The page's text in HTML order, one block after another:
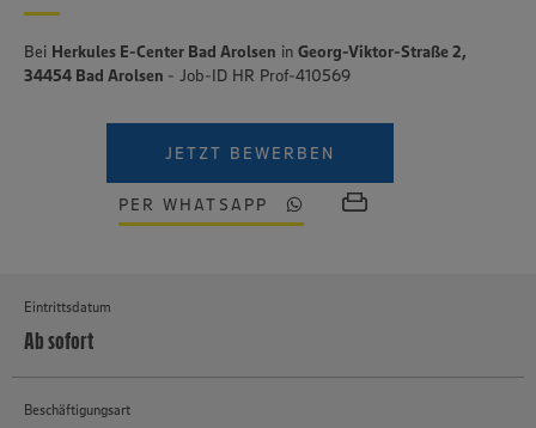
Bei Herkules E-Center Bad Arolsen in Georg-Viktor-Straße 2,
34454 Bad Arolsen - Job-ID HR Prof-410569
JETZT BEWERBEN
PER WHATSAPP
Eintrittsdatum
Ab sofort
Beschäftigungsart